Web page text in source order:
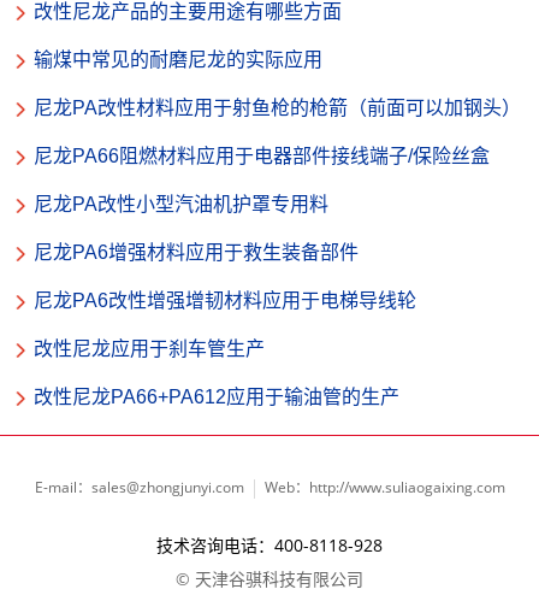
改性尼龙产品的主要用途有哪些方面
输煤中常见的耐磨尼龙的实际应用
尼龙PA改性材料应用于射鱼枪的枪箭（前面可以加钢头）
尼龙PA66阻燃材料应用于电器部件接线端子/保险丝盒
尼龙PA改性小型汽油机护罩专用料
尼龙PA6增强材料应用于救生装备部件
尼龙PA6改性增强增韧材料应用于电梯导线轮
改性尼龙应用于刹车管生产
改性尼龙PA66+PA612应用于输油管的生产
E-mail：sales@zhongjunyi.com Web：http://www.suliaogaixing.com
技术咨询电话：400-8118-928
© 天津谷骐科技有限公司